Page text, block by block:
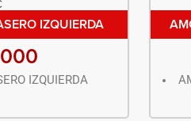
IZQUIERDA
IZQUIERDA